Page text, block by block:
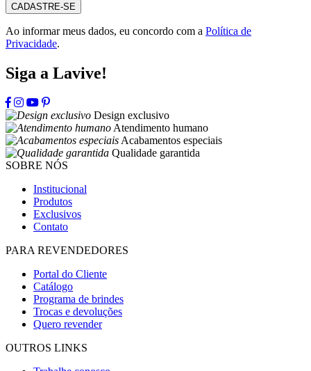
CADASTRE-SE
Ao informar meus dados, eu concordo com a Política de
Privacidade.
Siga a Lavive!
Design exclusivo
Atendimento humano
Acabamentos especiais
Qualidade garantida
SOBRE NÓS
Institucional
Produtos
Exclusivos
Contato
PARA REVENDEDORES
Portal do Cliente
Catálogo
Programa de brindes
Trocas e devoluções
Quero revender
OUTROS LINKS